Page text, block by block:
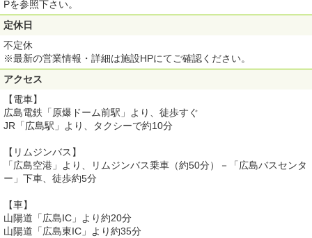
Pを参照下さい。
定休日
不定休
※最新の営業情報・詳細は施設HPにてご確認ください。
アクセス
【電車】
広島電鉄「原爆ドーム前駅」より、徒歩すぐ
JR「広島駅」より、タクシーで約10分
【リムジンバス】
「広島空港」より、リムジンバス乗車（約50分）－「広島バスセンタ
ー」下車、徒歩約5分
【車】
山陽道「広島IC」より約20分
山陽道「広島東IC」より約35分